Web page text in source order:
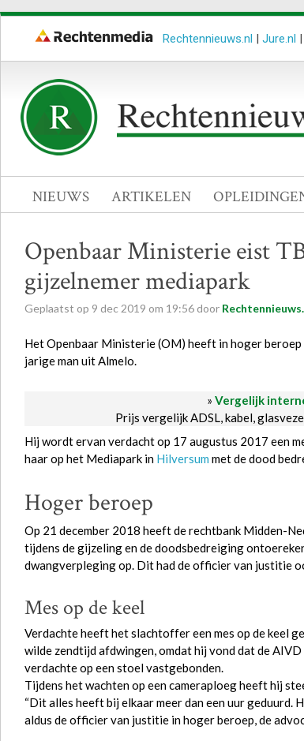
Rechtennieuws.nl | Jure.nl |
NIEUWS ARTIKELEN
Openbaar Ministerie eist
gijzelnemer mediapark
Geplaatst op 9 dec 2019 om 19:56 door
Het Openbaar Ministerie (OM) heeft in hoger
jarige man uit Almelo.
» Vergelijk
Prijs vergelijk ADSL, kabel,
Hij wordt ervan verdacht op 17 augustus 2017 een
haar op het Mediapark in Hilversum met de dood
Hoger beroep
Op 21 december 2018 heeft de rechtbank Midden-
tijdens de gijzeling en de doodsbedreiging
dwangverpleging op. Dit had de officier van justitie
Mes op de keel
Verdachte heeft het slachtoffer een mes op de keel
wilde zendtijd afdwingen, omdat hij vond dat de
verdachte op een stoel vastgebonden.
Tijdens het wachten op een cameraploeg heeft hij
“Dit alles heeft bij elkaar meer dan een uur
aldus de officier van justitie in hoger beroep, de